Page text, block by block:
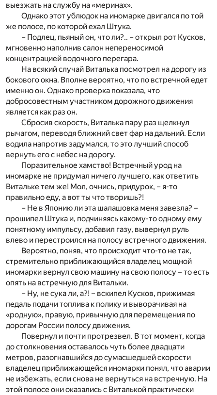
выезжать на службу на «меринах».
Однако этот ублюдок на иномарке двигался по той
же полосе, по которой ехал Штука.
– Подлец, пьяный он, что ли?.. – открыл рот Кусков,
мгновенно наполнив салон непереносимой
концентрацией водочного перегара.
На всякий случай Виталька посмотрел на дорогу из
бокового окна. Вполне вероятно, что по встречной едет
именно он. Однако проверка показала, что
добросовестным участником дорожного движения
является как раз он.
Сбросив скорость, Виталька пару раз щелкнул
рычагом, переводя ближний свет фар на дальний. Если
водила напротив задумался, то это лучший способ
вернуть его с небес на дорогу.
Поразительное хамство! Встречный урод на
иномарке не придумал ничего лучшего, как ответить
Витальке тем же! Мол, очнись, придурок, – я-то
правильно еду, а вот ты что творишь?!
– Не в Японию ли эта шалашовка меня завезла? –
прошипел Штука и, подчиняясь какому-то одному ему
понятному импульсу, добавил газу, вывернул руль
влево и перестроился на полосу встречного движения.
Вероятно, поняв, что происходит что-то не так,
стремительно приближающийся владелец мощной
иномарки вернул свою машину на свою полосу – то есть
опять на встречную для Витальки.
– Ну, не сука ли, а?! – вскипел Кусков, прижимая
педаль подачи топлива к полику и выворачивая на
«родную», правую, привычную для перемещения по
дорогам России полосу движения.
Повернул и почти протрезвел. В тот момент, когда
до столкновения оставалось чуть более двадцати
метров, разогнавшийся до сумасшедшей скорости
владелец приближающейся иномарки понял, что аварии
не избежать, если снова не вернуться на встречную. На
этой полосе они оказались с Виталькой практически